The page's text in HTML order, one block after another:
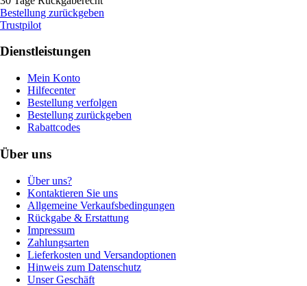
Bestellung zurückgeben
Trustpilot
Dienstleistungen
Mein Konto
Hilfecenter
Bestellung verfolgen
Bestellung zurückgeben
Rabattcodes
Über uns
Über uns?
Kontaktieren Sie uns
Allgemeine Verkaufsbedingungen
Rückgabe & Erstattung
Impressum
Zahlungsarten
Lieferkosten und Versandoptionen
Hinweis zum Datenschutz
Unser Geschäft